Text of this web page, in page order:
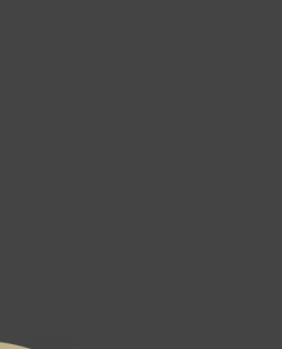
Fusion facebook page
Twitter page
Century 21 Fusion Instagram page
21 Canada's YouTube page